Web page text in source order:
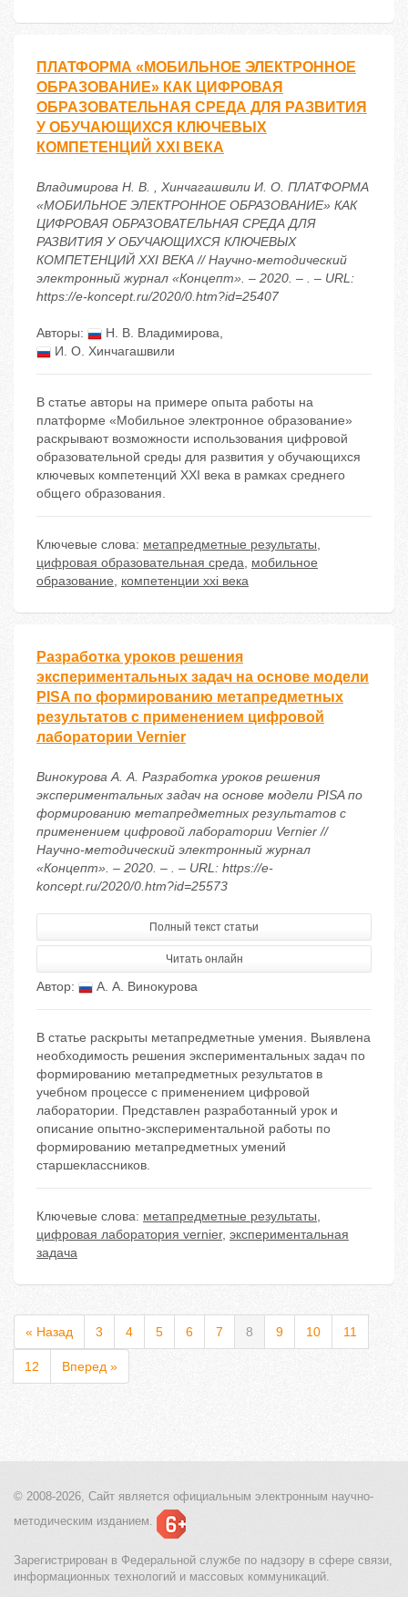
ПЛАТФОРМА «МОБИЛЬНОЕ ЭЛЕКТРОННОЕ
ОБРАЗОВАНИЕ» КАК ЦИФРОВАЯ
ОБРАЗОВАТЕЛЬНАЯ СРЕДА ДЛЯ РАЗВИТИЯ
У ОБУЧАЮЩИХСЯ КЛЮЧЕВЫХ
КОМПЕТЕНЦИЙ XXI ВЕКА
Владимирова Н. В. , Хинчагашвили И. О. ПЛАТФОРМА
«МОБИЛЬНОЕ ЭЛЕКТРОННОЕ ОБРАЗОВАНИЕ» КАК
ЦИФРОВАЯ ОБРАЗОВАТЕЛЬНАЯ СРЕДА ДЛЯ
РАЗВИТИЯ У ОБУЧАЮЩИХСЯ КЛЮЧЕВЫХ
КОМПЕТЕНЦИЙ XXI ВЕКА // Научно-методический
электронный журнал «Концепт». – 2020. – . – URL:
https://e-koncept.ru/2020/0.htm?id=25407
Авторы: Н. В. Владимирова,
И. О. Хинчагашвили
В статье авторы на примере опыта работы на
платформе «Мобильное электронное образование»
раскрывают возможности использования цифровой
образовательной среды для развития у обучающихся
ключевых компетенций XXI века в рамках среднего
общего образования.
Ключевые слова: метапредметные результаты,
цифровая образовательная среда, мобильное
образование, компетенции xxi века
Разработка уроков решения
экспериментальных задач на основе модели
PISA по формированию метапредметных
результатов с применением цифровой
лаборатории Vernier
Винокурова А. А. Разработка уроков решения
экспериментальных задач на основе модели PISA по
формированию метапредметных результатов с
применением цифровой лаборатории Vernier //
Научно-методический электронный журнал
«Концепт». – 2020. – . – URL: https://e-
koncept.ru/2020/0.htm?id=25573
Полный текст статьи
Читать онлайн
Автор: А. А. Винокурова
В статье раскрыты метапредметные умения. Выявлена
необходимость решения экспериментальных задач по
формированию метапредметных результатов в
учебном процессе с применением цифровой
лаборатории. Представлен разработанный урок и
описание опытно-экспериментальной работы по
формированию метапредметных умений
старшеклассников.
Ключевые слова: метапредметные результаты,
цифровая лаборатория vernier, экспериментальная
задача
« Назад 3 4 5 6 7 8 9 10 11
12 Вперед »
© 2008-2026, Сайт является официальным электронным научно-
методическим изданием.
Зарегистрирован в Федеральной службе по надзору в сфере связи,
информационных технологий и массовых коммуникаций.